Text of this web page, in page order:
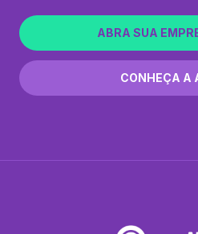
ABRA SUA
CONHEÇA A